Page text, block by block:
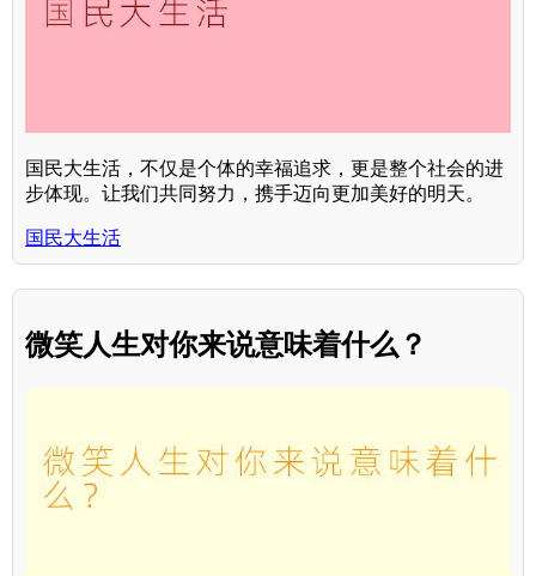
国民大生活，不仅是个体的幸福追求，更是整个社会的进
步体现。让我们共同努力，携手迈向更加美好的明天。
国民大生活
微笑人生对你来说意味着什么？